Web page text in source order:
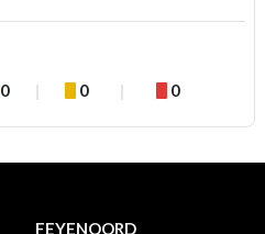
0 0 0
FEYENOORD